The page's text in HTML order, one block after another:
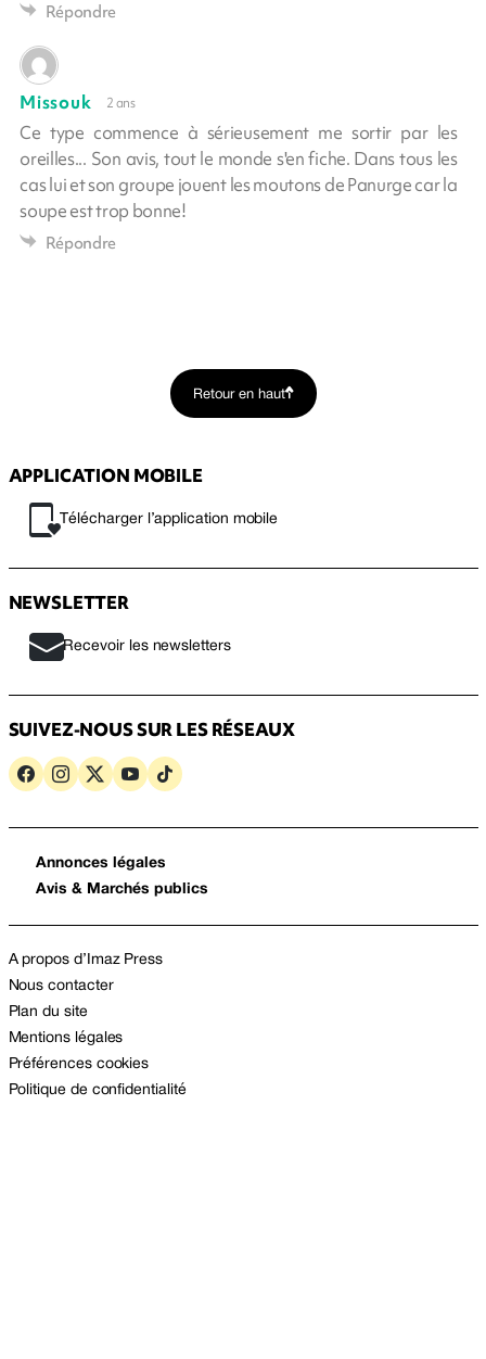
Répondre
Missouk 2 ans
Ce type commence à sérieusement me sortir par les
oreilles... Son avis, tout le monde s'en fiche. Dans tous les
cas lui et son groupe jouent les moutons de Panurge car la
soupe est trop bonne!
Répondre
Retour en haut
APPLICATION MOBILE
Télécharger l’application mobile
NEWSLETTER
Recevoir les newsletters
SUIVEZ-NOUS SUR LES RÉSEAUX
Annonces légales
Avis & Marchés publics
A propos d’Imaz Press
Nous contacter
Plan du site
Mentions légales
Préférences cookies
Politique de confidentialité